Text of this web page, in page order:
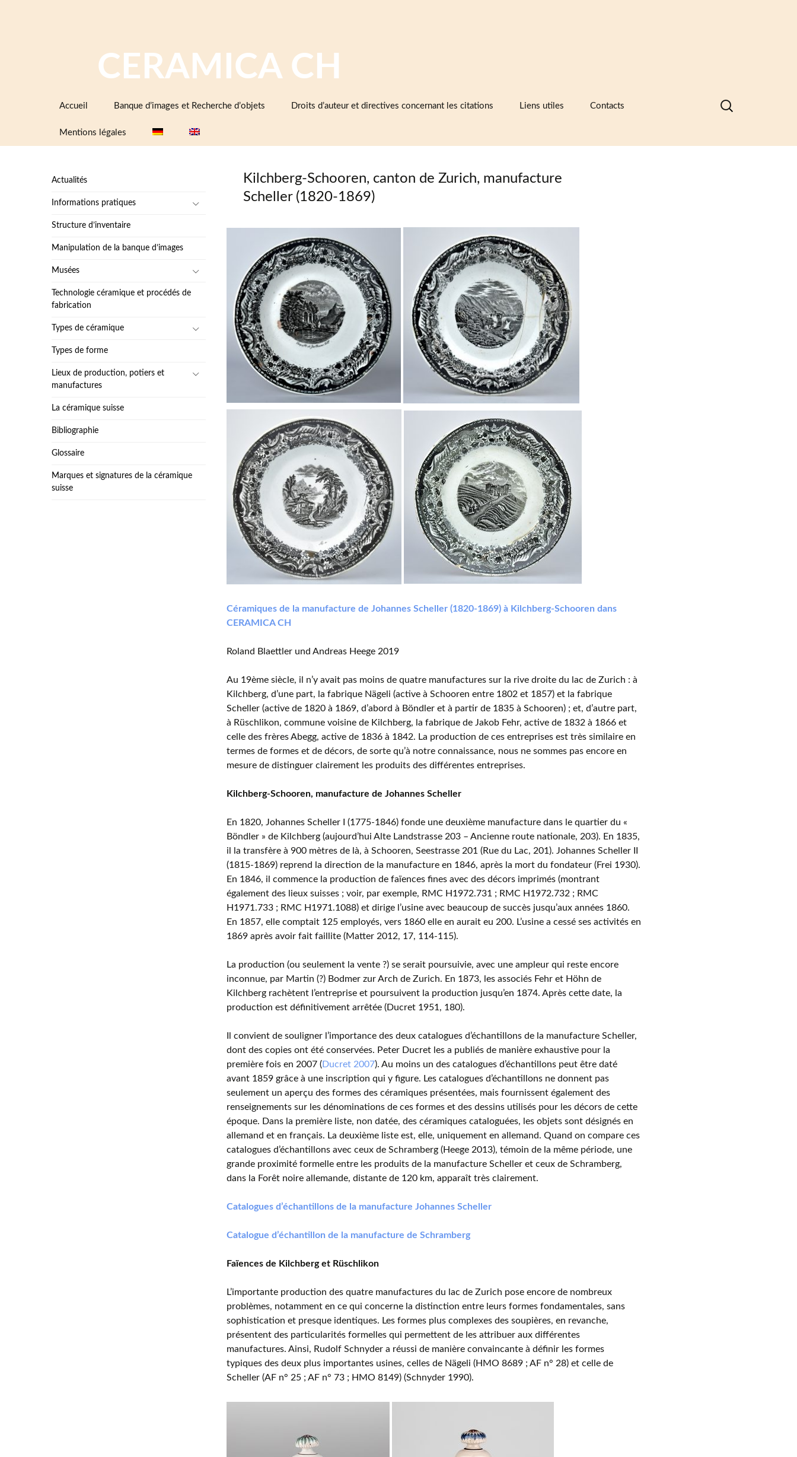
CERAMICA CH
contenu
Accueil Banque d’images et Recherche d’objets Droits d’auteur et directives concernant les citations Liens utiles
Musées européens de la céramique
Vidéos sur les céramiques
Musées et institutions en Suisse (y
compris les partenaires du projet)
Contacts
Mentions légales
Rechercher :
Kilchberg-Schooren, canton de Zurich, manufacture
Scheller (1820-1869)
Céramiques de la manufacture de Johannes Scheller (1820-1869) à Kilchberg-Schooren dans
CERAMICA CH
Roland Blaettler und Andreas Heege 2019
Au 19ème siècle, il n’y avait pas moins de quatre manufactures sur la rive droite du lac de Zurich : à
Kilchberg, d’une part, la fabrique Nägeli (active à Schooren entre 1802 et 1857) et la fabrique
Scheller (active de 1820 à 1869, d’abord à Böndler et à partir de 1835 à Schooren) ; et, d’autre part,
à Rüschlikon, commune voisine de Kilchberg, la fabrique de Jakob Fehr, active de 1832 à 1866 et
celle des frères Abegg, active de 1836 à 1842. La production de ces entreprises est très similaire en
termes de formes et de décors, de sorte qu’à notre connaissance, nous ne sommes pas encore en
mesure de distinguer clairement les produits des différentes entreprises.
Kilchberg-Schooren, manufacture de Johannes Scheller
En 1820, Johannes Scheller I (1775-1846) fonde une deuxième manufacture dans le quartier du «
Böndler » de Kilchberg (aujourd’hui Alte Landstrasse 203 – Ancienne route nationale, 203). En 1835,
il la transfère à 900 mètres de là, à Schooren, Seestrasse 201 (Rue du Lac, 201). Johannes Scheller II
(1815-1869) reprend la direction de la manufacture en 1846, après la mort du fondateur (Frei 1930).
En 1846, il commence la production de faïences fines avec des décors imprimés (montrant
également des lieux suisses ; voir, par exemple, RMC H1972.731 ; RMC H1972.732 ; RMC
H1971.733 ; RMC H1971.1088) et dirige l’usine avec beaucoup de succès jusqu’aux années 1860.
En 1857, elle comptait 125 employés, vers 1860 elle en aurait eu 200. L’usine a cessé ses activités en
1869 après avoir fait faillite (Matter 2012, 17, 114-115).
La production (ou seulement la vente ?) se serait poursuivie, avec une ampleur qui reste encore
inconnue, par Martin (?) Bodmer zur Arch de Zurich. En 1873, les associés Fehr et Höhn de
Kilchberg rachètent l’entreprise et poursuivent la production jusqu’en 1874. Après cette date, la
production est définitivement arrêtée (Ducret 1951, 180).
Il convient de souligner l’importance des deux catalogues d’échantillons de la manufacture Scheller,
dont des copies ont été conservées. Peter Ducret les a publiés de manière exhaustive pour la
première fois en 2007 (Ducret 2007). Au moins un des catalogues d’échantillons peut être daté
avant 1859 grâce à une inscription qui y figure. Les catalogues d’échantillons ne donnent pas
seulement un aperçu des formes des céramiques présentées, mais fournissent également des
renseignements sur les dénominations de ces formes et des dessins utilisés pour les décors de cette
époque. Dans la première liste, non datée, des céramiques cataloguées, les objets sont désignés en
allemand et en français. La deuxième liste est, elle, uniquement en allemand. Quand on compare ces
catalogues d’échantillons avec ceux de Schramberg (Heege 2013), témoin de la même période, une
grande proximité formelle entre les produits de la manufacture Scheller et ceux de Schramberg,
dans la Forêt noire allemande, distante de 120 km, apparaît très clairement.
Catalogues d’échantillons de la manufacture Johannes Scheller
Catalogue d’échantillon de la manufacture de Schramberg
Faïences de Kilchberg et Rüschlikon
L’importante production des quatre manufactures du lac de Zurich pose encore de nombreux
problèmes, notamment en ce qui concerne la distinction entre leurs formes fondamentales, sans
sophistication et presque identiques. Les formes plus complexes des soupières, en revanche,
présentent des particularités formelles qui permettent de les attribuer aux différentes
manufactures. Ainsi, Rudolf Schnyder a réussi de manière convaincante à définir les formes
typiques des deux plus importantes usines, celles de Nägeli (HMO 8689 ; AF n° 28) et celle de
Scheller (AF n° 25 ; AF n° 73 ; HMO 8149) (Schnyder 1990).
Actualités
Informations pratiques
Structure d’inventaire
Manipulation de la banque d’images
Musées
Technologie céramique et procédés de
fabrication
Types de céramique
Types de forme
Lieux de production, potiers et
manufactures
La céramique suisse
Bibliographie
Glossaire
Marques et signatures de la céramique
suisse